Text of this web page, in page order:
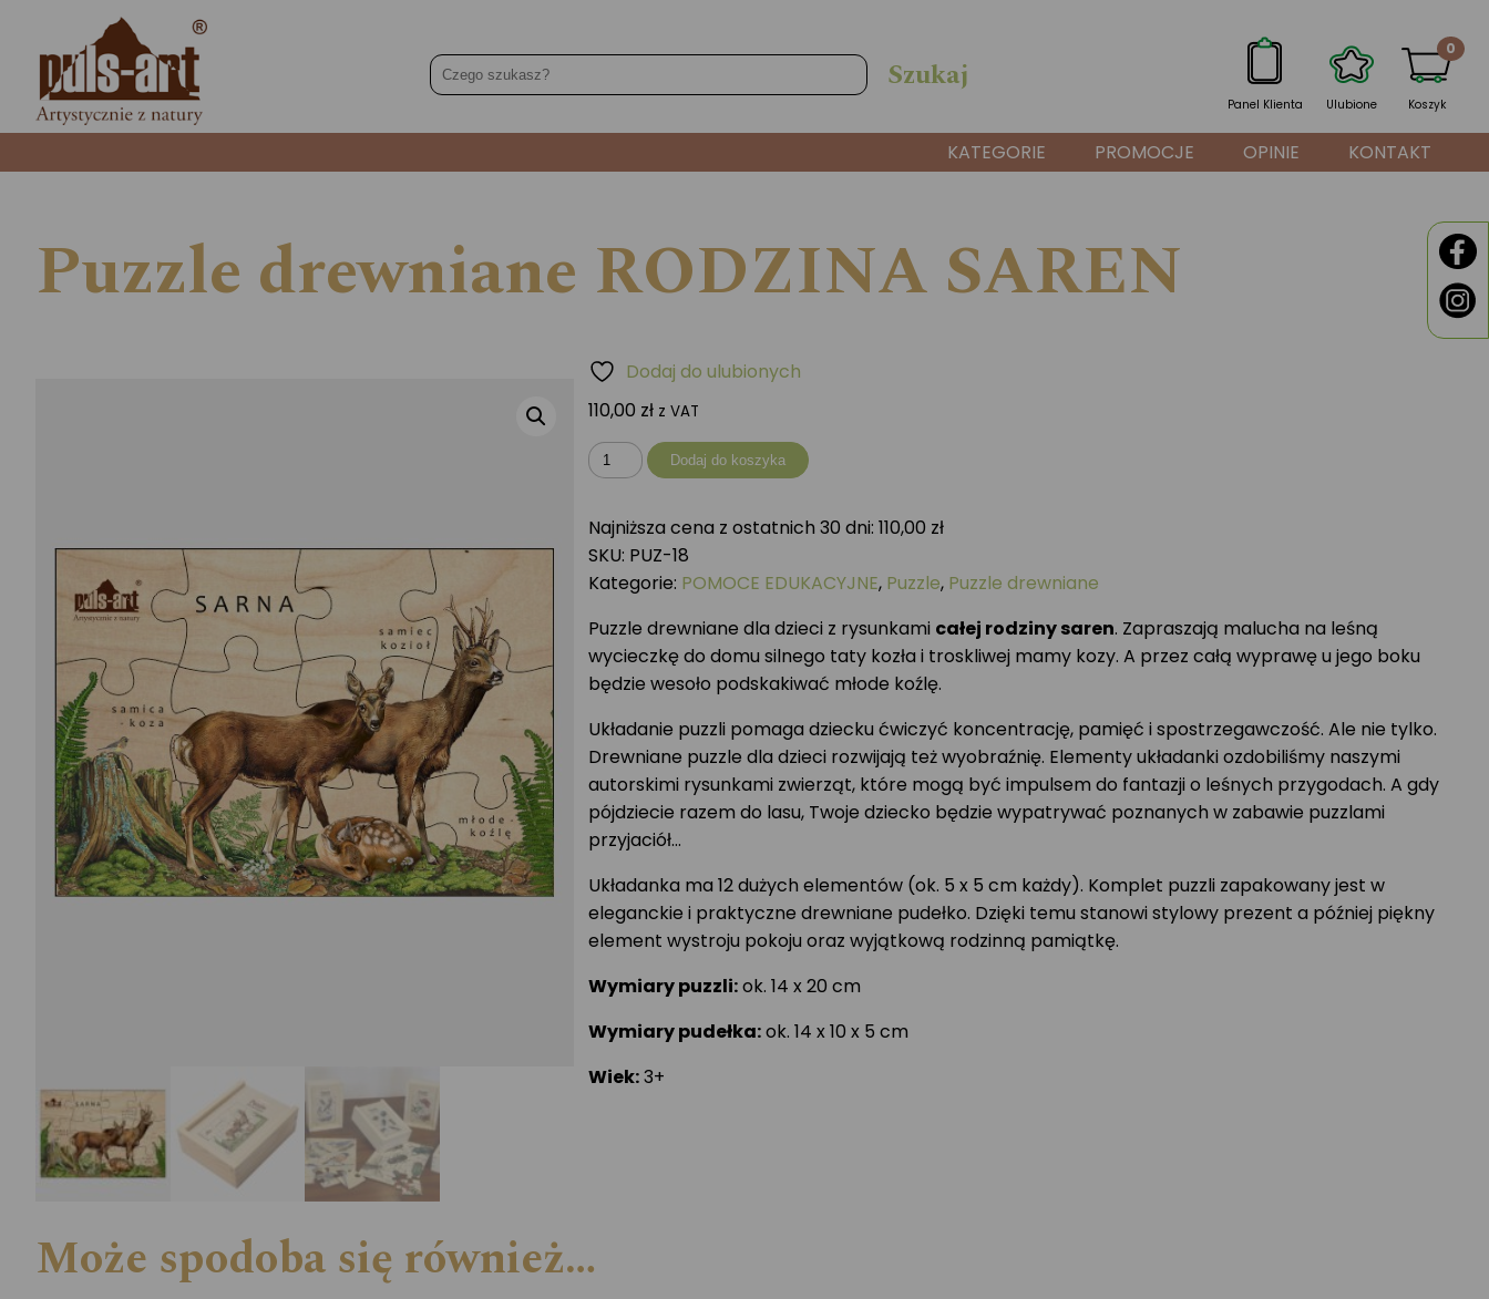
Panel Klienta Ulubione Koszyk
0
KATEGORIE PROMOCJE OPINIE KONTAKT
Puzzle drewniane RODZINA SAREN
110,00 zł z VAT
ilość
Puzzle
RODZINA
SAREN
Dodaj do koszyka
Dodaj do ulubionych
Najniższa cena z ostatnich 30 dni:110,00 zł
SKU: PUZ-18
Kategorie: POMOCE EDUKACYJNE, Puzzle, Puzzle drewniane
Puzzle drewniane dla dzieci z rysunkami całej rodziny saren. Zapraszają malucha na leśną
wycieczkę do domu silnego taty kozła i troskliwej mamy kozy. A przez całą wyprawę u jego boku
będzie wesoło podskakiwać młode koźlę.
Układanie puzzli pomaga dziecku ćwiczyć koncentrację, pamięć i spostrzegawczość. Ale nie tylko.
Drewniane puzzle dla dzieci rozwijają też wyobraźnię. Elementy układanki ozdobiliśmy naszymi
autorskimi rysunkami zwierząt, które mogą być impulsem do fantazji o leśnych przygodach. A gdy
pójdziecie razem do lasu, Twoje dziecko będzie wypatrywać poznanych w zabawie puzzlami
przyjaciół…
Układanka ma 12 dużych elementów (ok. 5 x 5 cm każdy). Komplet puzzli zapakowany jest w
eleganckie i praktyczne drewniane pudełko. Dzięki temu stanowi stylowy prezent a później piękny
element wystroju pokoju oraz wyjątkową rodzinną pamiątkę.
Wymiary puzzli:ok. 14 x 20 cm
Wymiary pudełka:ok. 14 x 10 x 5 cm
Wiek:3+
Może spodoba się również…